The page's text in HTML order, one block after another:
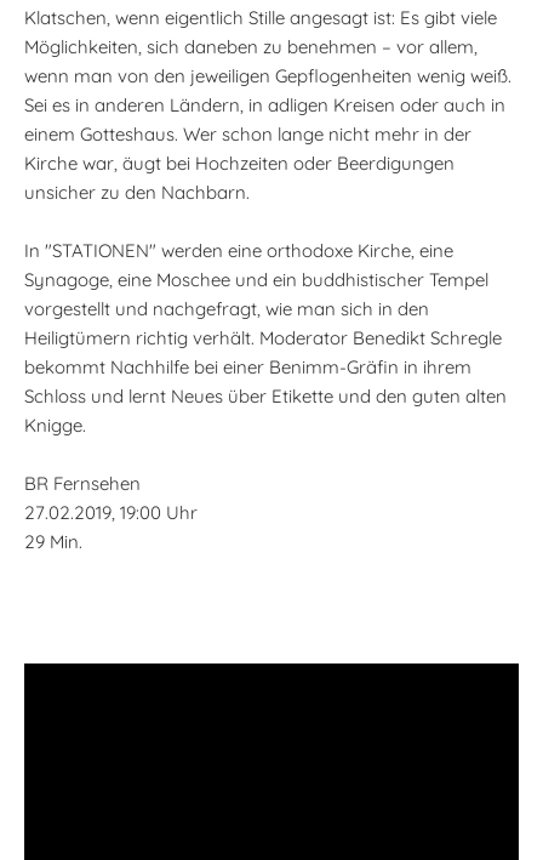
Klatschen, wenn eigentlich Stille angesagt ist: Es gibt viele
Möglichkeiten, sich daneben zu benehmen – vor allem,
wenn man von den jeweiligen Gepflogenheiten wenig weiß.
Sei es in anderen Ländern, in adligen Kreisen oder auch in
einem Gotteshaus. Wer schon lange nicht mehr in der
Kirche war, äugt bei Hochzeiten oder Beerdigungen
unsicher zu den Nachbarn.
In "STATIONEN" werden eine orthodoxe Kirche, eine
Synagoge, eine Moschee und ein buddhistischer Tempel
vorgestellt und nachgefragt, wie man sich in den
Heiligtümern richtig verhält. Moderator Benedikt Schregle
bekommt Nachhilfe bei einer Benimm-Gräfin in ihrem
Schloss und lernt Neues über Etikette und den guten alten
Knigge.
BR Fernsehen
27.02.2019, 19:00 Uhr
29 Min.